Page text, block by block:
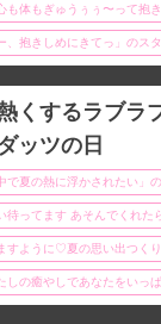
も体もぎゅうぅぅ〜って抱
、抱きしめにきてっ」のス
くするラブラ
ッツの日
で夏の熱に浮かされたい」
待ってます あそんでくれ
すように♡夏の思い出つく
しの癒やしであなたをいっ